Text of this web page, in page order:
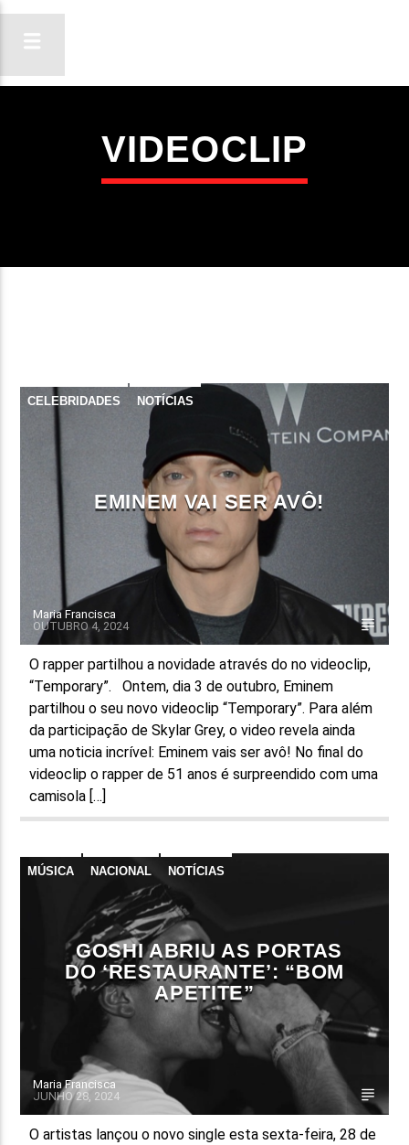
ON FM
LIGA-TE
ON FM
VIDEOCLIP
CELEBRIDADES NOTÍCIAS
EMINEM VAI SER AVÔ!
Maria Francisca
OUTUBRO 4, 2024
O rapper partilhou a novidade através do no videoclip,
“Temporary”. Ontem, dia 3 de outubro, Eminem
partilhou o seu novo videoclip “Temporary”. Para além
da participação de Skylar Grey, o video revela ainda
uma noticia incrível: Eminem vais ser avô! No final do
videoclip o rapper de 51 anos é surpreendido com uma
camisola […]
MÚSICA NACIONAL NOTÍCIAS
GOSHI ABRIU AS PORTAS
DO ‘RESTAURANTE’: “BOM
APETITE”
Maria Francisca
JUNHO 28, 2024
O artistas lançou o novo single esta sexta-feira, 28 de